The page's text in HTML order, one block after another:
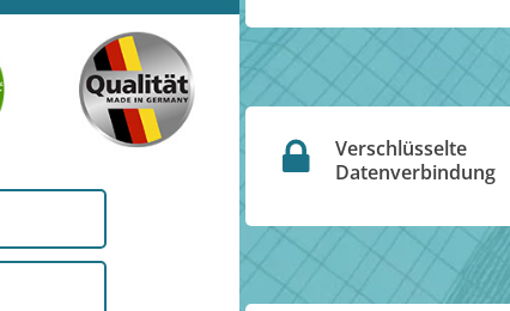
Verschlüsselte
Datenverbindung